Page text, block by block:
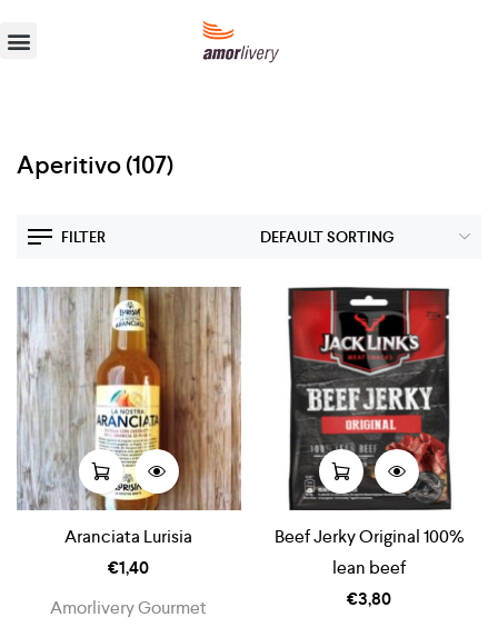
Aperitivo(107)
FILTER
Aranciata Lurisia
€1,40
Amorlivery Gourmet
Beef Jerky Original 100%
lean beef
€3,80